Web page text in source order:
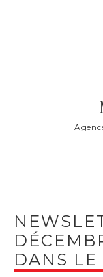
DANS LE